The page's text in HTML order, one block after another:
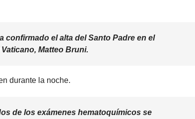
confirmado el alta del Santo Padre en el
Matteo Bruni.
durante la noche.
de los exámenes hematoquímicos se